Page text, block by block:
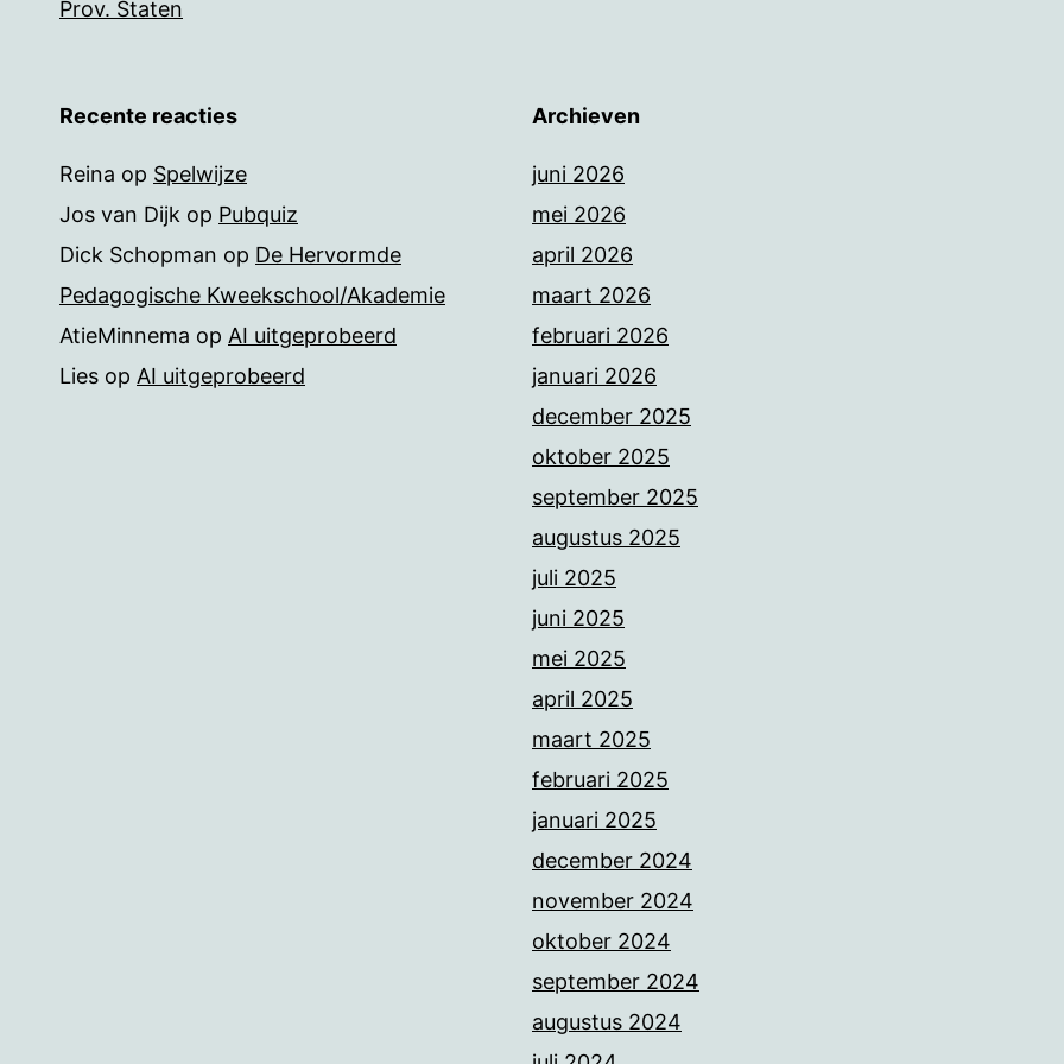
Prov. Staten
Recente reacties
Reina op Spelwijze
Jos van Dijk op Pubquiz
Dick Schopman op De Hervormde
Pedagogische Kweekschool/Akademie
AtieMinnema op AI uitgeprobeerd
Lies op AI uitgeprobeerd
Archieven
juni 2026
mei 2026
april 2026
maart 2026
februari 2026
januari 2026
december 2025
oktober 2025
september 2025
augustus 2025
juli 2025
juni 2025
mei 2025
april 2025
maart 2025
februari 2025
januari 2025
december 2024
november 2024
oktober 2024
september 2024
augustus 2024